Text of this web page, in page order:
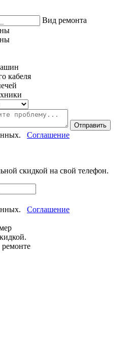
Вид ремонта
кабеля
Отправить
Соглашение
скидкой на свой телефон.
Соглашение